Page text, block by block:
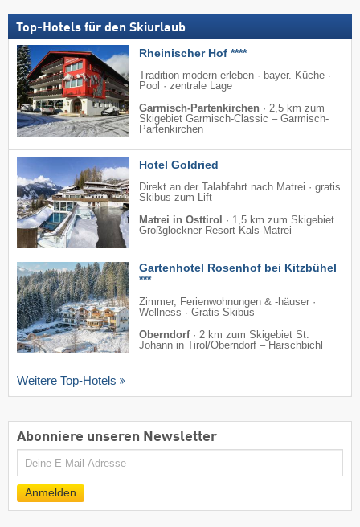
Top-Hotels für den Skiurlaub
Rheinischer Hof ****
Tradition modern erleben · bayer. Küche ·
Pool · zentrale Lage
Garmisch-Partenkirchen · 2,5 km zum
Skigebiet Garmisch-Classic – Garmisch-
Partenkirchen
Hotel Goldried
Direkt an der Talabfahrt nach Matrei · gratis
Skibus zum Lift
Matrei in Osttirol
· 1,5 km zum Skigebiet
Großglockner Resort Kals-Matrei
Gartenhotel Rosenhof bei Kitzbühel
***
Zimmer, Ferienwohnungen & -häuser ·
Wellness · Gratis Skibus
Oberndorf · 2 km zum Skigebiet St.
Johann in Tirol/​Oberndorf – Harschbichl
Weitere Top-Hotels
Abonniere unseren Newsletter
E-
Anmelden